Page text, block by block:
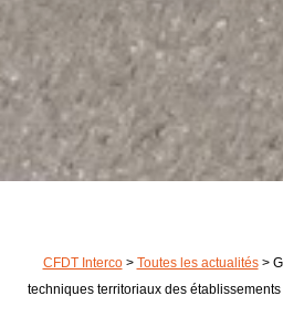
CFDT Interco> Toutes les actualités>
techniques territoriaux des